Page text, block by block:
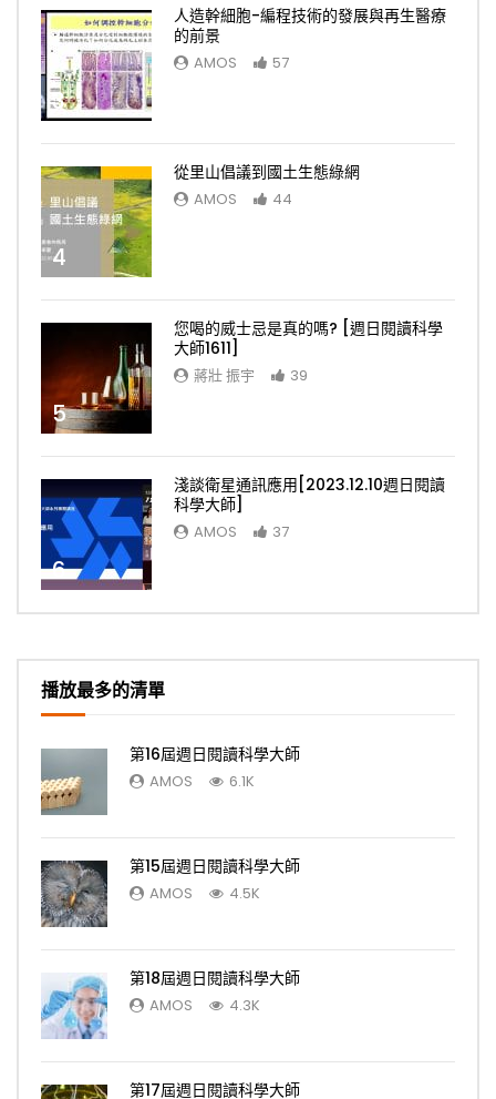
3
人造幹細胞-編程技術的發展與再生醫療
的前景
AMOS 57
4
從里山倡議到國土生態綠網
AMOS 44
5
您喝的威士忌是真的嗎? [週日閱讀科學
大師1611]
蔣壯 振宇 39
6
淺談衛星通訊應用[2023.12.10週日閱讀
科學大師]
AMOS 37
播放最多的清單
第16屆週日閱讀科學大師
AMOS 6.1K
第15屆週日閱讀科學大師
AMOS 4.5K
第18屆週日閱讀科學大師
AMOS 4.3K
第17屆週日閱讀科學大師